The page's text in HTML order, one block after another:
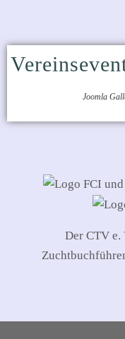
Joomla
Der CTV e.